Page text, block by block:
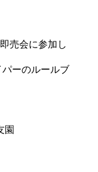
売会に参加し
ーのルールブ
園